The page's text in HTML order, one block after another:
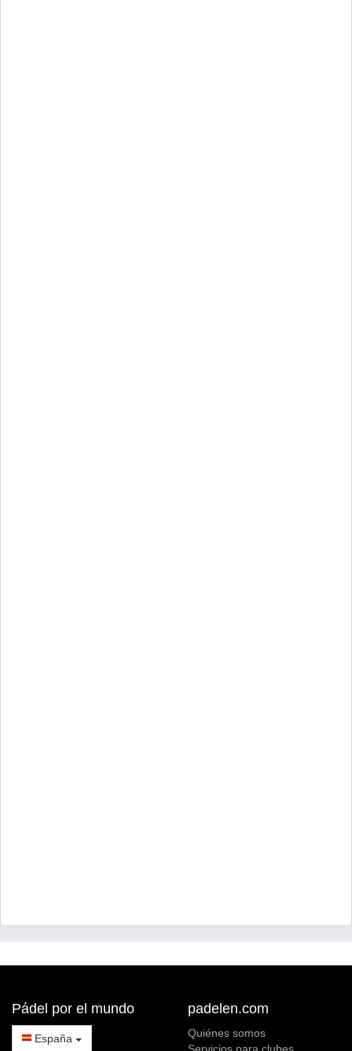
Pádel por el mundo
España
padelen.com
Quiénes somos